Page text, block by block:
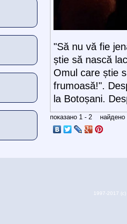
"Să nu vă fie
știe să nască
Omul care știe
frumoasă!".
la Botoșani.
показано 1 - 2 найдено
1997-2017